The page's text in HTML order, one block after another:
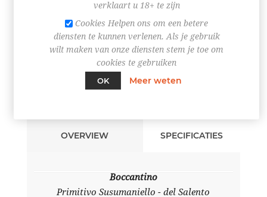
BESTEL NU!
OVERVIEW SPECIFICATIES
Boccantino
Primitivo Susumaniello - del Salento
verklaart u 18+ te zijn
Cookies Helpen ons om een betere
diensten te kunnen verlenen. Als je gebruik
wilt maken van onze diensten stem je toe om
cookies te gebruiken
OK
Meer weten